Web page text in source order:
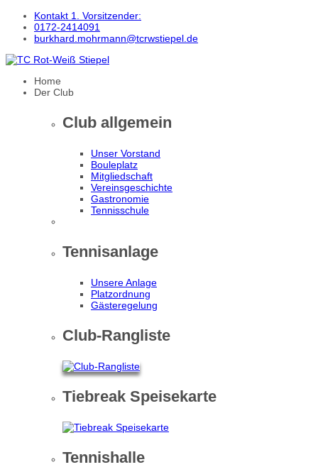
Kontakt 1. Vorsitzender:
0172-2414091
burkhard.mohrmann@tcrwstiepel.de
Home
Der Club
Club allgemein
Unser Vorstand
Bouleplatz
Mitgliedschaft
Vereinsgeschichte
Gastronomie
Tennisschule
Tennisanlage
Unsere Anlage
Platzordnung
Gästeregelung
Club-Rangliste
Tiebreak Speisekarte
Tennishalle